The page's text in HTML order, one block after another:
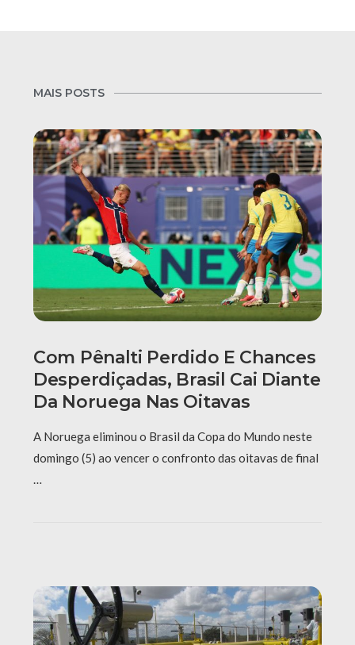
MAIS POSTS
Com Pênalti Perdido E Chances
Desperdiçadas, Brasil Cai Diante
Da Noruega Nas Oitavas
A Noruega eliminou o Brasil da Copa do Mundo neste
domingo (5) ao vencer o confronto das oitavas de final
…